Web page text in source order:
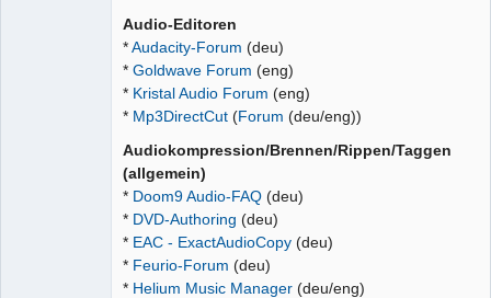
Audio-Editoren
*Audacity-Forum (deu)
* Goldwave Forum (eng)
* Kristal Audio Forum (eng)
* Mp3DirectCut (Forum (deu/eng))
Audiokompression/Brennen/Rippen/Taggen
(allgemein)
* Doom9 Audio-FAQ (deu)
* DVD-Authoring (deu)
* EAC - ExactAudioCopy (deu)
* Feurio-Forum (deu)
* Helium Music Manager (deu/eng)